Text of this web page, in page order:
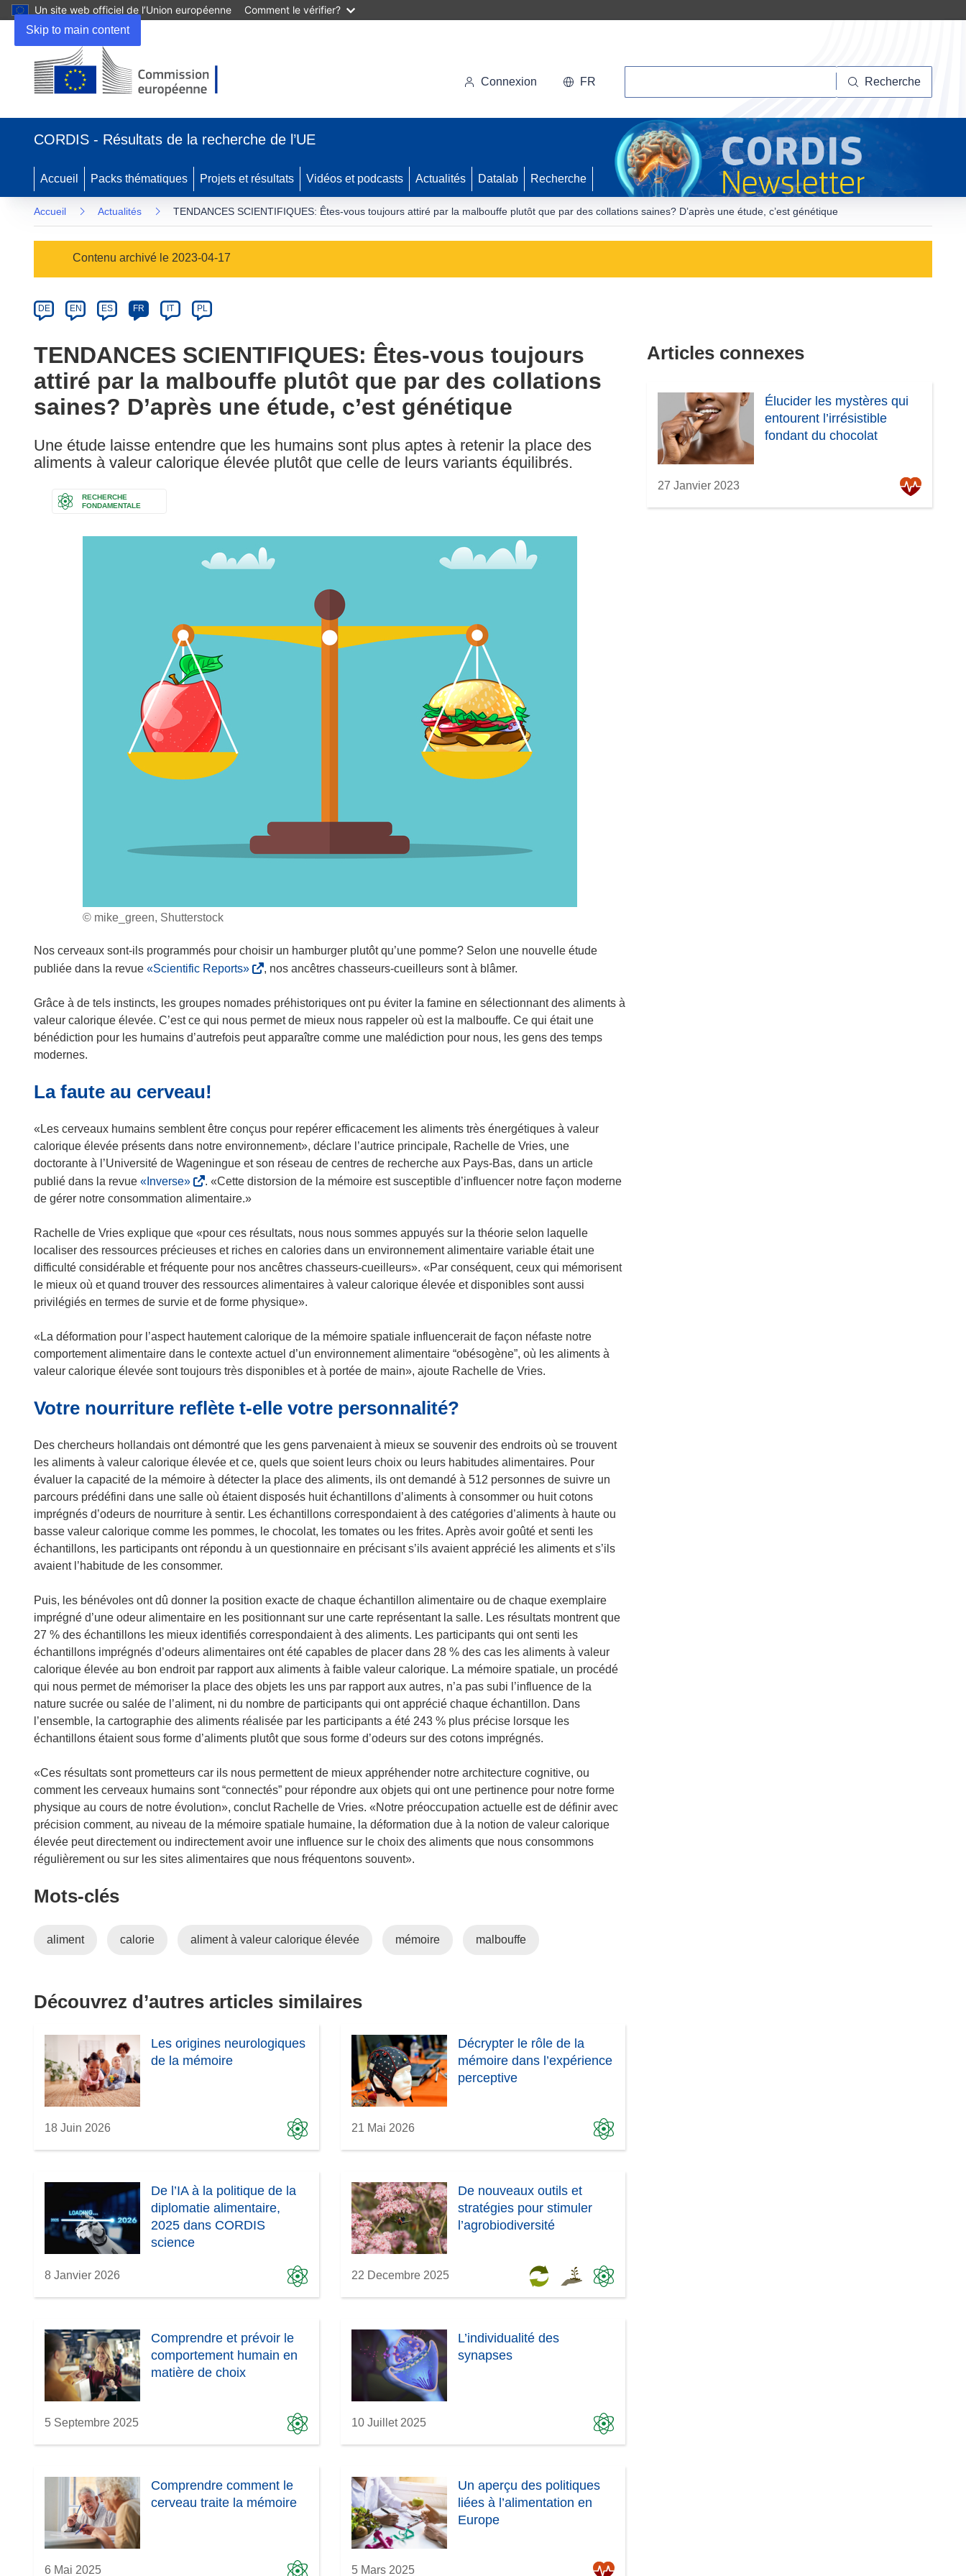
Skip to main content
Un site web officiel de l’Union européenne Comment le vérifier?
une
fenêtre)
Connexion FR Recherche
CORDIS - Résultats de la recherche de l’UE
Accueil Packs thématiques Projets et résultats Vidéos et podcasts Actualités Datalab Recherche
Accueil Actualités TENDANCES SCIENTIFIQUES: Êtes-vous toujours attiré par la malbouffe plutôt que par des collations saines? D’après une étude, c’est génétique
Category
Contenu archivé le 2023-04-17
Article
available
following
languages:
DE EN ES FR IT PL
TENDANCES SCIENTIFIQUES: Êtes-vous toujours
attiré par la malbouffe plutôt que par des collations
saines? D’après une étude, c’est génétique
Une étude laisse entendre que les humains sont plus aptes à retenir la place des
aliments à valeur calorique élevée plutôt que celle de leurs variants équilibrés.
RECHERCHE
FONDAMENTALE
© mike_green, Shutterstock
Nos cerveaux sont-ils programmés pour choisir un hamburger plutôt qu’une pomme? Selon une nouvelle étude
publiée dans la revue «Scientific Reports»(
’
o
u
n
s
u
f
ê
r
e
)
, nos ancêtres chasseurs-cueilleurs sont à blâmer.
Grâce à de tels instincts, les groupes nomades préhistoriques ont pu éviter la famine en sélectionnant des aliments à
valeur calorique élevée. C’est ce qui nous permet de mieux nous rappeler où est la malbouffe. Ce qui était une
bénédiction pour les humains d’autrefois peut apparaître comme une malédiction pour nous, les gens des temps
modernes.
La faute au cerveau!
«Les cerveaux humains semblent être conçus pour repérer efficacement les aliments très énergétiques à valeur
calorique élevée présents dans notre environnement», déclare l’autrice principale, Rachelle de Vries, une
doctorante à l’Université de Wageningue et son réseau de centres de recherche aux Pays-Bas, dans un article
publié dans la revue «Inverse»(
s
o
u
v
r
e
a
n
s
n
o
u
v
n
r
e
. «Cette distorsion de la mémoire est susceptible d’influencer notre façon moderne
de gérer notre consommation alimentaire.»
Rachelle de Vries explique que «pour ces résultats, nous nous sommes appuyés sur la théorie selon laquelle
localiser des ressources précieuses et riches en calories dans un environnement alimentaire variable était une
difficulté considérable et fréquente pour nos ancêtres chasseurs-cueilleurs». «Par conséquent, ceux qui mémorisent
le mieux où et quand trouver des ressources alimentaires à valeur calorique élevée et disponibles sont aussi
privilégiés en termes de survie et de forme physique».
«La déformation pour l’aspect hautement calorique de la mémoire spatiale influencerait de façon néfaste notre
comportement alimentaire dans le contexte actuel d’un environnement alimentaire “obésogène”, où les aliments à
valeur calorique élevée sont toujours très disponibles et à portée de main», ajoute Rachelle de Vries.
Votre nourriture reflète t-elle votre personnalité?
Des chercheurs hollandais ont démontré que les gens parvenaient à mieux se souvenir des endroits où se trouvent
les aliments à valeur calorique élevée et ce, quels que soient leurs choix ou leurs habitudes alimentaires. Pour
évaluer la capacité de la mémoire à détecter la place des aliments, ils ont demandé à 512 personnes de suivre un
parcours prédéfini dans une salle où étaient disposés huit échantillons d’aliments à consommer ou huit cotons
imprégnés d’odeurs de nourriture à sentir. Les échantillons correspondaient à des catégories d’aliments à haute ou
basse valeur calorique comme les pommes, le chocolat, les tomates ou les frites. Après avoir goûté et senti les
échantillons, les participants ont répondu à un questionnaire en précisant s’ils avaient apprécié les aliments et s’ils
avaient l’habitude de les consommer.
Puis, les bénévoles ont dû donner la position exacte de chaque échantillon alimentaire ou de chaque exemplaire
imprégné d’une odeur alimentaire en les positionnant sur une carte représentant la salle. Les résultats montrent que
27 % des échantillons les mieux identifiés correspondaient à des aliments. Les participants qui ont senti les
échantillons imprégnés d’odeurs alimentaires ont été capables de placer dans 28 % des cas les aliments à valeur
calorique élevée au bon endroit par rapport aux aliments à faible valeur calorique. La mémoire spatiale, un procédé
qui nous permet de mémoriser la place des objets les uns par rapport aux autres, n’a pas subi l’influence de la
nature sucrée ou salée de l’aliment, ni du nombre de participants qui ont apprécié chaque échantillon. Dans
l’ensemble, la cartographie des aliments réalisée par les participants a été 243 % plus précise lorsque les
échantillons étaient sous forme d’aliments plutôt que sous forme d’odeurs sur des cotons imprégnés.
«Ces résultats sont prometteurs car ils nous permettent de mieux appréhender notre architecture cognitive, ou
comment les cerveaux humains sont “connectés” pour répondre aux objets qui ont une pertinence pour notre forme
physique au cours de notre évolution», conclut Rachelle de Vries. «Notre préoccupation actuelle est de définir avec
précision comment, au niveau de la mémoire spatiale humaine, la déformation due à la notion de valeur calorique
élevée peut directement ou indirectement avoir une influence sur le choix des aliments que nous consommons
régulièrement ou sur les sites alimentaires que nous fréquentons souvent».
Mots‑clés
aliment calorie aliment à valeur calorique élevée mémoire malbouffe
Découvrez d’autres articles similaires
Les origines neurologiques
de la mémoire
18 Juin 2026
Décrypter le rôle de la
mémoire dans l’expérience
perceptive
21 Mai 2026
De l’IA à la politique de la
diplomatie alimentaire,
2025 dans CORDIS
science
8 Janvier 2026
De nouveaux outils et
stratégies pour stimuler
l’agrobiodiversité
22 Decembre 2025
Comprendre et prévoir le
comportement humain en
matière de choix
5 Septembre 2025
L’individualité des
synapses
10 Juillet 2025
Comprendre comment le
cerveau traite la mémoire
6 Mai 2025
Un aperçu des politiques
liées à l’alimentation en
Europe
5 Mars 2025
Articles connexes
Élucider les mystères qui
entourent l’irrésistible
fondant du chocolat
27 Janvier 2023